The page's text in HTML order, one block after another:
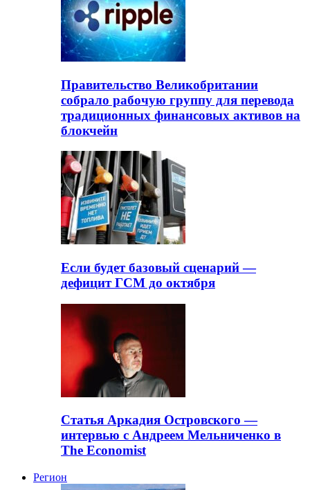
Правительство Великобритании
собрало рабочую группу для перевода
традиционных финансовых активов на
блокчейн
Если будет базовый сценарий —
дефицит ГСМ до октября
Статья Аркадия Островского —
интервью с Андреем Мельниченко в
The Economist
Регион